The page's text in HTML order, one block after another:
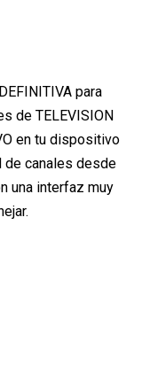
para
de TELEVISION
en tu dispositivo
de canales desde
una interfaz muy